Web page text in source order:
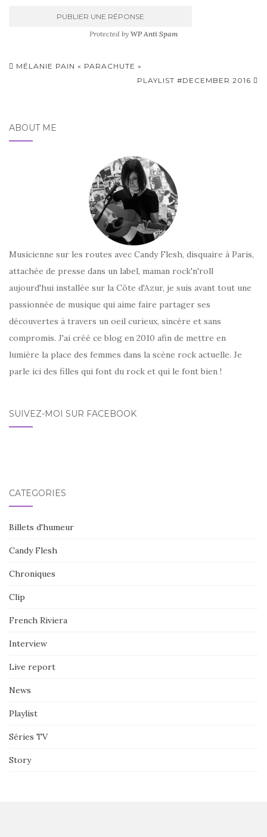
Protected by WP Anti Spam
Pagination
MÉLANIE PAIN « PARACHUTE »
PLAYLIST #DECEMBER 2016
ABOUT ME
Musicienne sur les routes avec Candy Flesh, disquaire à Paris,
attachée de presse dans un label, maman rock'n'roll
aujourd'hui installée sur la Côte d'Azur, je suis avant tout une
passionnée de musique qui aime faire partager ses
découvertes à travers un oeil curieux, sincère et sans
compromis. J'ai créé ce blog en 2010 afin de mettre en
lumière la place des femmes dans la scène rock actuelle. Je
parle ici des filles qui font du rock et qui le font bien !
SUIVEZ-MOI SUR FACEBOOK
CATÉGORIES
Billets d'humeur
Candy Flesh
Chroniques
Clip
French Riviera
Interview
Live report
News
Playlist
Séries TV
Story